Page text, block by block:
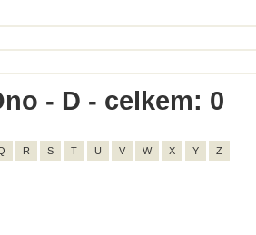
- D - celkem: 0
R S T U V W X Y Z